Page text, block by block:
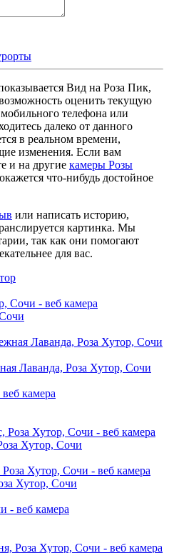
Вид на Роза Пик,
оценить текущую
телефона или
далеко от данного
в реальном времени,
изменения. Если вам
и на другие камеры Розы
что-нибудь достойное
или написать историю,
картинка. Мы
так как они помогают
для вас.
Лаванда, Роза Хутор, Сочи
Хутор, Сочи
Хутор, Сочи